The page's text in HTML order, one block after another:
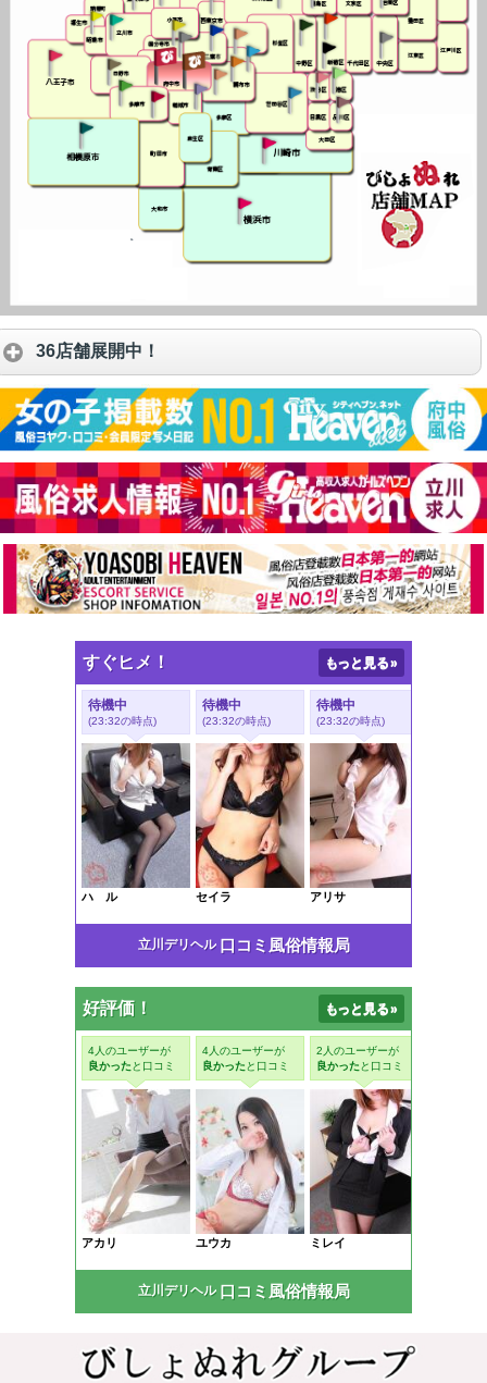
36店舗展開中！
すぐヒメ！ もっと見る»
立川デリヘル 口コミ風俗情報局
好評価！ もっと見る»
立川デリヘル 口コミ風俗情報局